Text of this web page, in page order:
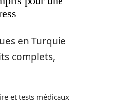
en Turquie
complets,
et tests médicaux